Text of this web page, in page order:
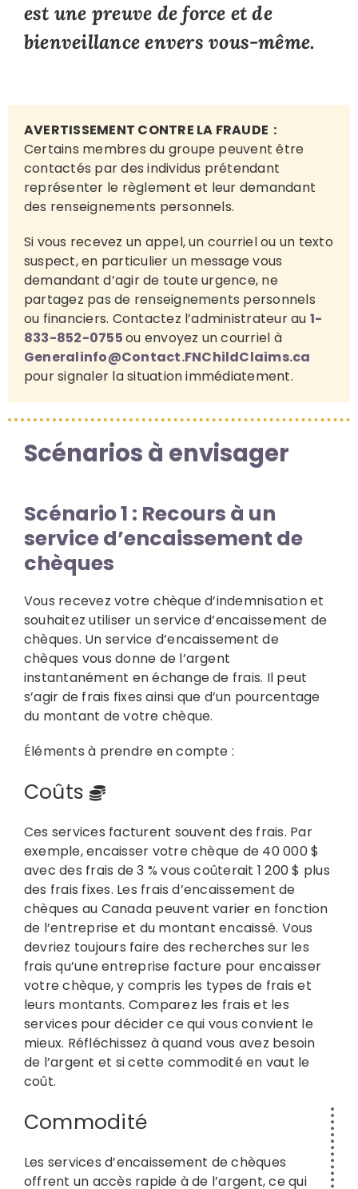
est une preuve de force et de
bienveillance envers vous-même.
AVERTISSEMENT CONTRE LA FRAUDE :
Certains membres du groupe peuvent être
contactés par des individus prétendant
représenter le règlement et leur demandant
des renseignements personnels.
Si vous recevez un appel, un courriel ou un texto
suspect, en particulier un message vous
demandant d’agir de toute urgence, ne
partagez pas de renseignements personnels
ou financiers. Contactez l’administrateur au 1-
833-852-0755ou envoyez un courriel à
Generalinfo@Contact.FNChildClaims.ca
pour signaler la situation immédiatement.
Scénarios à envisager
Scénario 1 : Recours à un
service d’encaissement de
chèques
Vous recevez votre chèque d’indemnisation et
souhaitez utiliser un service d’encaissement de
chèques. Un service d’encaissement de
chèques vous donne de l’argent
instantanément en échange de frais. Il peut
s’agir de frais fixes ainsi que d’un pourcentage
du montant de votre chèque.
Éléments à prendre en compte :
Coûts
Ces services facturent souvent des frais. Par
exemple, encaisser votre chèque de 40 000 $
avec des frais de 3 % vous coûterait 1 200 $ plus
des frais fixes. Les frais d’encaissement de
chèques au Canada peuvent varier en fonction
de l’entreprise et du montant encaissé. Vous
devriez toujours faire des recherches sur les
frais qu’une entreprise facture pour encaisser
votre chèque, y compris les types de frais et
leurs montants. Comparez les frais et les
services pour décider ce qui vous convient le
mieux. Réfléchissez à quand vous avez besoin
de l’argent et si cette commodité en vaut le
coût.
Commodité
Les services d’encaissement de chèques
offrent un accès rapide à de l’argent, ce qui